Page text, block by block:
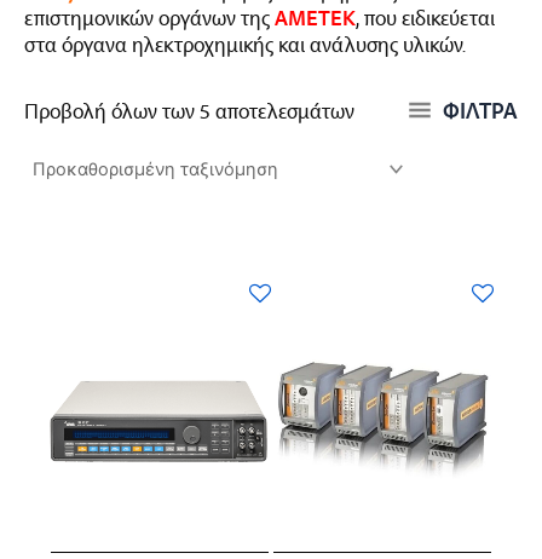
επιστημονικών οργάνων τηςAMETEK, που ειδικεύεται
στα όργανα ηλεκτροχημικής και ανάλυσης υλικών.
Προβολή όλων των 5 αποτελεσμάτων ΦΙΛΤΡΑ